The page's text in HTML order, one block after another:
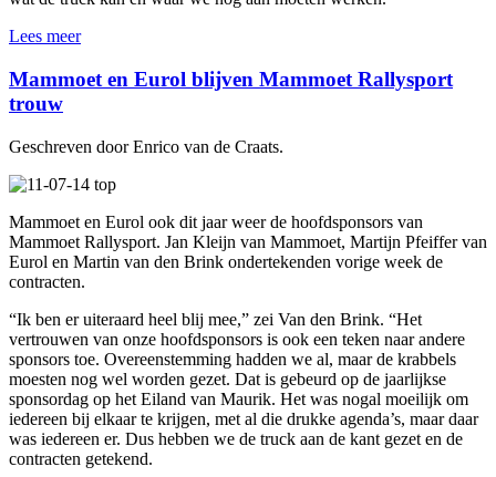
Lees meer
Mammoet en Eurol blijven Mammoet Rallysport
trouw
Geschreven door Enrico van de Craats.
Mammoet en Eurol ook dit jaar weer de hoofdsponsors van
Mammoet Rallysport. Jan Kleijn van Mammoet, Martijn Pfeiffer van
Eurol en Martin van den Brink ondertekenden vorige week de
contracten.
“Ik ben er uiteraard heel blij mee,” zei Van den Brink. “Het
vertrouwen van onze hoofdsponsors is ook een teken naar andere
sponsors toe. Overeenstemming hadden we al, maar de krabbels
moesten nog wel worden gezet. Dat is gebeurd op de jaarlijkse
sponsordag op het Eiland van Maurik. Het was nogal moeilijk om
iedereen bij elkaar te krijgen, met al die drukke agenda’s, maar daar
was iedereen er. Dus hebben we de truck aan de kant gezet en de
contracten getekend.